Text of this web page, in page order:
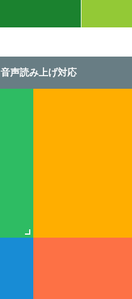
音声読み上げ対応